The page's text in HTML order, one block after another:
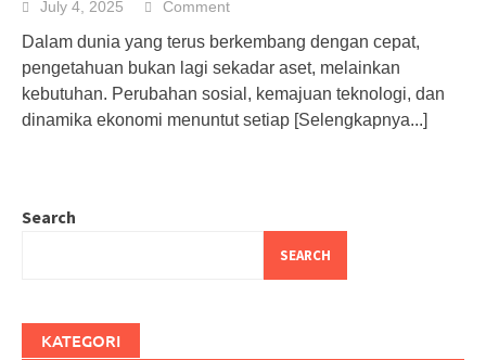
July 4, 2025 Comment
Dalam dunia yang terus berkembang dengan cepat,
pengetahuan bukan lagi sekadar aset, melainkan
kebutuhan. Perubahan sosial, kemajuan teknologi, dan
dinamika ekonomi menuntut setiap [Selengkapnya...]
Search
SEARCH
KATEGORI